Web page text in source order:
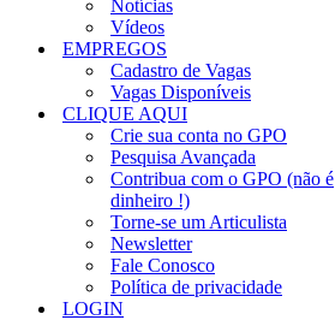
Notícias
Vídeos
EMPREGOS
Cadastro de Vagas
Vagas Disponíveis
CLIQUE AQUI
Crie sua conta no GPO
Pesquisa Avançada
Contribua com o GPO (não é
dinheiro !)
Torne-se um Articulista
Newsletter
Fale Conosco
Política de privacidade
LOGIN